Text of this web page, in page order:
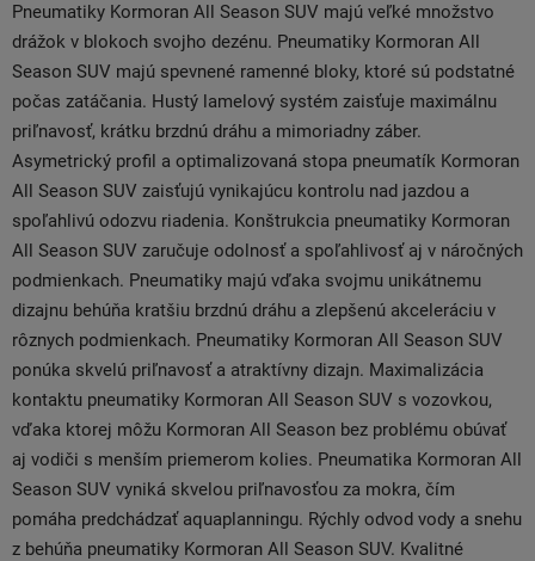
Pneumatiky Kormoran All Season SUV majú veľké množstvo
drážok v blokoch svojho dezénu. Pneumatiky Kormoran All
Season SUV majú spevnené ramenné bloky, ktoré sú podstatné
počas zatáčania. Hustý lamelový systém zaisťuje maximálnu
priľnavosť, krátku brzdnú dráhu a mimoriadny záber.
Asymetrický profil a optimalizovaná stopa pneumatík Kormoran
All Season SUV zaisťujú vynikajúcu kontrolu nad jazdou a
spoľahlivú odozvu riadenia. Konštrukcia pneumatiky Kormoran
All Season SUV zaručuje odolnosť a spoľahlivosť aj v náročných
podmienkach. Pneumatiky majú vďaka svojmu unikátnemu
dizajnu behúňa kratšiu brzdnú dráhu a zlepšenú akceleráciu v
rôznych podmienkach. Pneumatiky Kormoran All Season SUV
ponúka skvelú priľnavosť a atraktívny dizajn. Maximalizácia
kontaktu pneumatiky Kormoran All Season SUV s vozovkou,
vďaka ktorej môžu Kormoran All Season bez problému obúvať
aj vodiči s menším priemerom kolies. Pneumatika Kormoran All
Season SUV vyniká skvelou priľnavosťou za mokra, čím
pomáha predchádzať aquaplanningu. Rýchly odvod vody a snehu
z behúňa pneumatiky Kormoran All Season SUV. Kvalitné